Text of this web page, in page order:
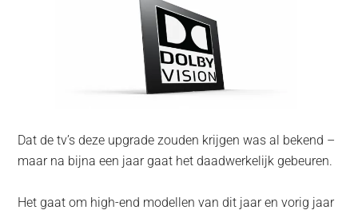
Dat de tv’s deze upgrade zouden krijgen was al bekend –
maar na bijna een jaar gaat het daadwerkelijk gebeuren.
Het gaat om high-end modellen van dit jaar en vorig jaar